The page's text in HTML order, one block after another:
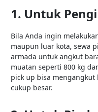
1. Untuk
Bila Anda ingin
maupun luar kota, sewa
armada untuk angkut
muatan seperti 800 kg
pick up bisa
cukup besar.